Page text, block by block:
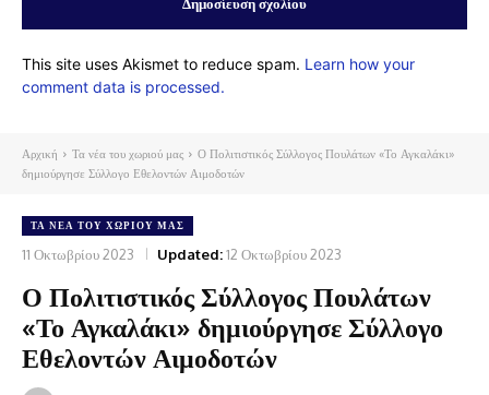
This site uses Akismet to reduce spam. Learn how your
comment data is processed.